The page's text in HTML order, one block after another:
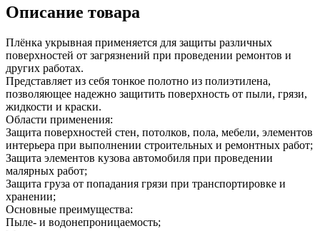
Описание товара
Плёнка укрывная применяется для защиты различных
поверхностей от загрязнений при проведении ремонтов и
других работах.
Представляет из себя тонкое полотно из полиэтилена,
позволяющее надежно защитить поверхность от пыли, грязи,
жидкости и краски.
Области применения:
Защита поверхностей стен, потолков, пола, мебели, элементов
интерьера при выполнении строительных и ремонтных работ;
Защита элементов кузова автомобиля при проведении
малярных работ;
Защита груза от попадания грязи при транспортировке и
хранении;
Основные преимущества:
Пыле- и водонепроницаемость;